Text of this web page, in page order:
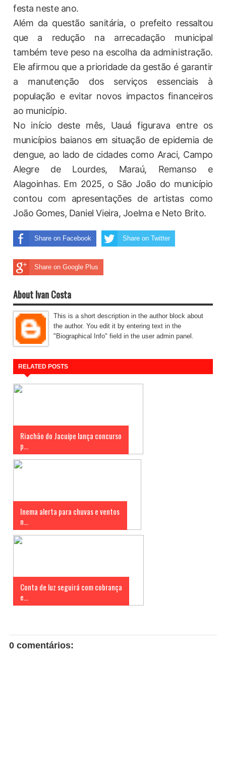
festa neste ano.
Além da questão sanitária, o prefeito ressaltou
que a redução na arrecadação municipal
também teve peso na escolha da administração.
Ele afirmou que a prioridade da gestão é garantir
a manutenção dos serviços essenciais à
população e evitar novos impactos financeiros
ao município.
No início deste mês, Uauá figurava entre os
municípios baianos em situação de epidemia de
dengue, ao lado de cidades como Araci, Campo
Alegre de Lourdes, Maraú, Remanso e
Alagoinhas. Em 2025, o São João do município
contou com apresentações de artistas como
João Gomes, Daniel Vieira, Joelma e Neto Brito.
Share on Facebook Share on Twitter
Share on Google Plus
About Ivan Costa
This is a short description in the author block about
the author. You edit it by entering text in the
"Biographical Info" field in the user admin panel.
RELATED POSTS
Riachão do Jacuípe lança concurso
p...
Inema alerta para chuvas e ventos
n...
Conta de luz seguirá com cobrança
e...
0 comentários: